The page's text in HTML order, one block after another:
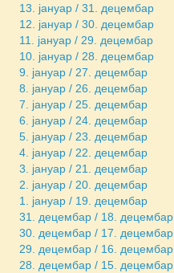
13. јануар / 31. децембар
12. јануар / 30. децембар
11. јануар / 29. децембар
10. јануар / 28. децембар
9. јануар / 27. децембар
8. јануар / 26. децембар
7. јануар / 25. децембар
6. јануар / 24. децембар
5. јануар / 23. децембар
4. јануар / 22. децембар
3. јануар / 21. децембар
2. јануар / 20. децембар
1. јануар / 19. децембар
31. децембар / 18. децембар
30. децембар / 17. децембар
29. децембар / 16. децембар
28. децембар / 15. децембар